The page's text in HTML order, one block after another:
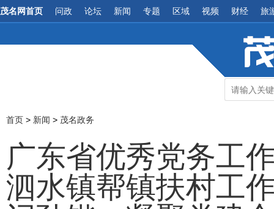
茂名网首页 问政 论坛 新闻 专题 区域 视频 财经 旅
首页 > 新闻 > 茂名政务
广东省优秀党务工
泗水镇帮镇扶村工